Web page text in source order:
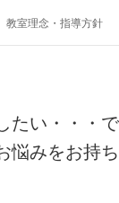
教室理念・指導方針
み
セス 演奏スケ
たい・・・
悩みをお持